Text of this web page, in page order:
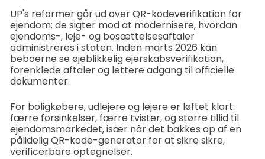
UP's reformer går ud over QR-kodeverifikation for
ejendom; de sigter mod at modernisere, hvordan
ejendoms-, leje- og bosættelsesaftaler
administreres i staten. Inden marts 2026 kan
beboerne se øjeblikkelig ejerskabsverifikation,
forenklede aftaler og lettere adgang til officielle
dokumenter.
For boligkøbere, udlejere og lejere er løftet klart:
færre forsinkelser, færre tvister, og større tillid til
ejendomsmarkedet, især når det bakkes op af en
pålidelig QR-kode-generator for at sikre sikre,
verificerbare optegnelser.